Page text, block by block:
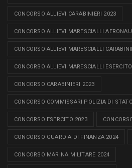
CONCORSO ALLIEVI CARABINIERI 2023
CONCORSO ALLIEVI MARESCIALLI
CONCORSO ALLIEVI MARESCIALLI
CONCORSO ALLIEVI MARESCIALLI
CONCORSO CARABINIERI 2023
CONCORSO COMMISSARI POLIZIA DI
CONCORSO ESERCITO 2023
CONCORSO GUARDIA DI FINANZA 2024
CONCORSO MARINA MILITARE 2024